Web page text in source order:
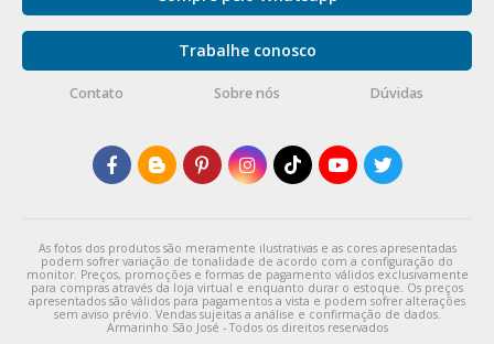
Trabalhe conosco
Contato Sobre nós Dúvidas
As fotos dos produtos são meramente ilustrativas e as cores apresentadas
podem sofrer variação de tonalidade de acordo com a configuração do
monitor. Preços, promoções e formas de pagamento válidos exclusivamente
para compras através da loja virtual e enquanto durar o estoque. Os preços
apresentados são válidos para pagamentos a vista e podem sofrer alterações
sem aviso prévio. Vendas sujeitas a análise e confirmação de dados.
Armarinho São José - Todos os direitos reservados